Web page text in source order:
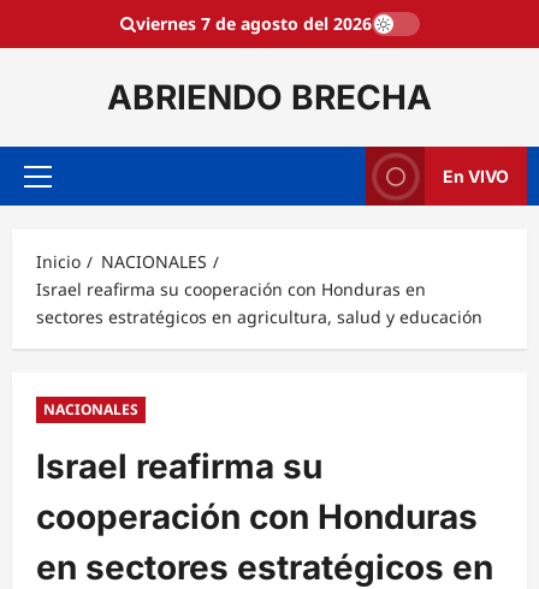
viernes 7 de agosto del 2026
ABRIENDO BRECHA
Menú
En VIVO
Inicio
NACIONALES
Israel reafirma su cooperación con Honduras en
sectores estratégicos en agricultura, salud y educación
NACIONALES
Israel reafirma su
cooperación con Honduras
en sectores estratégicos en